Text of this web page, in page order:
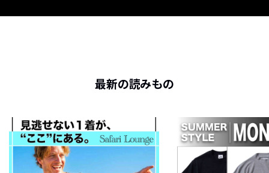
最新の読みもの